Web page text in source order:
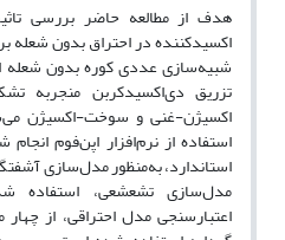
هدف از مطالعه حاضر بررسی
اکسیدکننده در احتراق بدون شعله
شبیه‌سازی عددی کوره بدون شعله
تزریق دی‌اکسیدکربن منجربه
اکسیژن-غنی و سوخت-اکسیژن
استفاده از نرم‌افزار اپن‌فوم
استاندارد، به‌منظور مدل‌سازی
مدل‌سازی تشعشعی، استفاده
اعتبارسنجی‌ مدل احتراقی، از